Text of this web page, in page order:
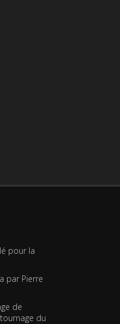
pour la
par Pierre
de
du